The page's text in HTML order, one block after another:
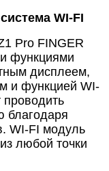
WI-FI
Pro FINGER
функциями
дисплеем,
и функцией WI-
благодаря
WI-FI модуль
любой точки